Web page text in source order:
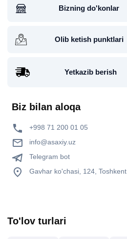
Bizning do'konlar
Olib ketish punktlari
Yetkazib berish
Biz bilan aloqa
+998 71 200 01 05
info@asaxiy.uz
Telegram bot
Gavhar ko'chasi, 124, Toshkent
To'lov turlari